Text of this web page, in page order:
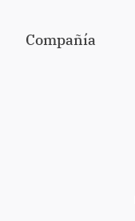
Compañía